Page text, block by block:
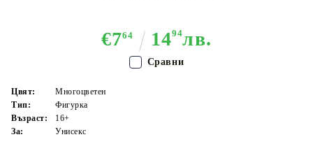
€764 1494лв.
Цвят:
Многоцветен
Тип:
Фигурка
Възраст:
16+
За:
Унисекс
Сравни